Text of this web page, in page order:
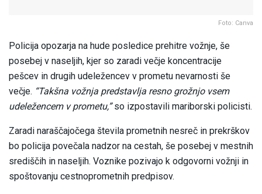
Foto: Canva
Policija opozarja na hude posledice prehitre vožnje, še
posebej v naseljih, kjer so zaradi večje koncentracije
pešcev in drugih udeležencev v prometu nevarnosti še
večje. “Takšna vožnja predstavlja resno grožnjo vsem
udeležencem v prometu,”so izpostavili mariborski policisti.
Zaradi naraščajočega števila prometnih nesreč in prekrškov
bo policija povečala nadzor na cestah, še posebej v mestnih
središčih in naseljih. Voznike pozivajo k odgovorni vožnji in
spoštovanju cestnoprometnih predpisov.